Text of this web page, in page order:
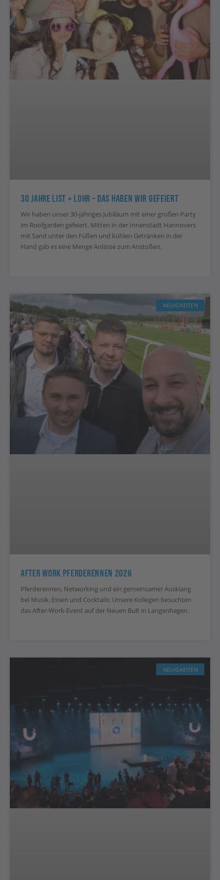
30 Jahre List + Lohr – Das Haben Wir Gefeiert
Wir haben unser 30-jähriges Jubiläum mit einer großen Party
im Roofgarden gefeiert. Mitten in der Innenstadt Hannovers
mit Sand unter den Füßen und kühlen Getränken in der
Hand gab es eine Menge Anlässe zum Anstoßen.
NEUIGKEITEN
After Work Pferderennen 2026
Pferderennen, Networking und ein gemeinsamer Ausklang
bei Musik, Essen und Cocktails: Unsere Kollegen besuchten
das After-Work-Event auf der Neuen Bult in Langenhagen.
NEUIGKEITEN